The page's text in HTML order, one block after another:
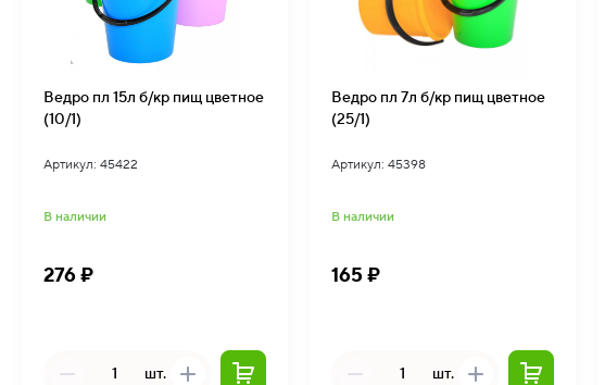
Ведро пл 15л б/кр пищ цветное
(10/1)
Артикул: 45422
В наличии
276 ₽
шт.
Ведро пл 7л б/кр пищ цветное
(25/1)
Артикул: 45398
В наличии
165 ₽
шт.